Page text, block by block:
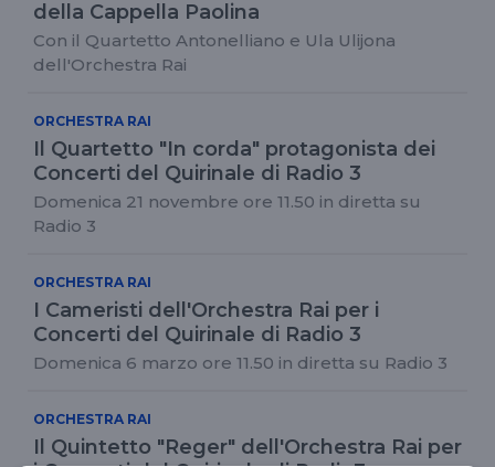
della Cappella Paolina
Con il Quartetto Antonelliano e Ula Ulijona
dell'Orchestra Rai
ORCHESTRA RAI
Il Quartetto "In corda" protagonista dei
Concerti del Quirinale di Radio 3
Domenica 21 novembre ore 11.50 in diretta su
Radio 3
ORCHESTRA RAI
I Cameristi dell'Orchestra Rai per i
Concerti del Quirinale di Radio 3
Domenica 6 marzo ore 11.50 in diretta su Radio 3
ORCHESTRA RAI
Il Quintetto "Reger" dell'Orchestra Rai per